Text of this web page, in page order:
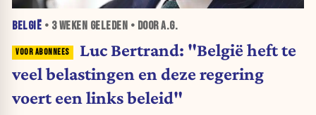
BELGIË • 3 WEKEN GELEDEN • DOOR A.G.
Luc Bertrand: "België heft te
veel belastingen en deze regering
voert een links beleid"